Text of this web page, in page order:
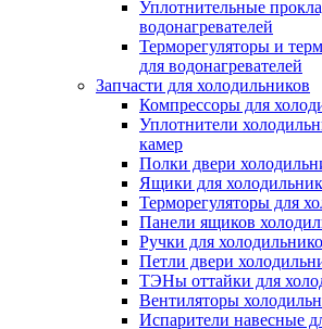
Уплотнительные
водонагревателей
Терморегуляторы и
для водонагревателей
Запчасти для холодильников
Компрессоры для
Уплотнители
камер
Полки двери
Ящики для
Терморегуляторы для
Панели ящиков
Ручки для
Петли двери
ТЭНы оттайки для
Вентиляторы
Испарители навесные